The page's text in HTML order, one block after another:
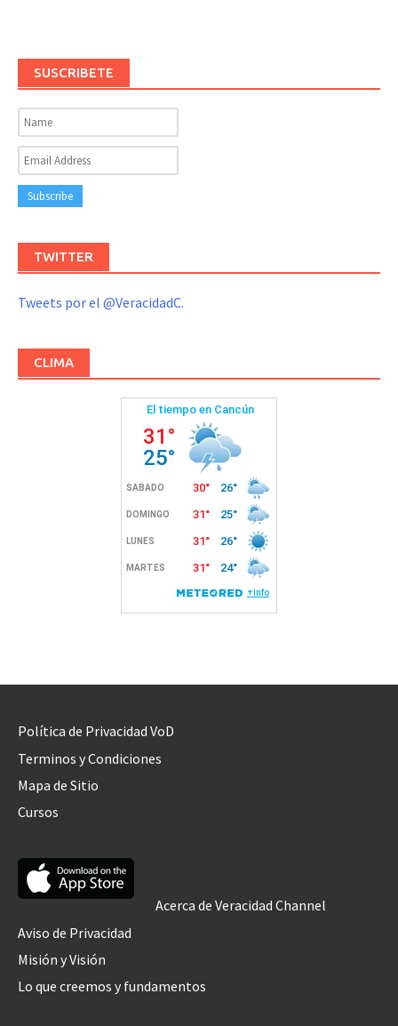
SUSCRIBETE
TWITTER
Tweets por el @VeracidadC.
CLIMA
Política de Privacidad VoD
Terminos y Condiciones
Mapa de Sitio
Cursos
Acerca de Veracidad Channel
Aviso de Privacidad
Misión y Visión
Lo que creemos y fundamentos